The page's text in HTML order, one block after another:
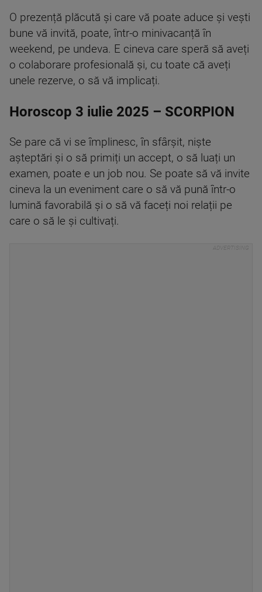
O prezență plăcută și care vă poate aduce și vești
bune vă invită, poate, într-o minivacanță în
weekend, pe undeva. E cineva care speră să aveți
o colaborare profesională și, cu toate că aveți
unele rezerve, o să vă implicați.
Horoscop 3 iulie 2025 – SCORPION
Se pare că vi se împlinesc, în sfârșit, niște
așteptări și o să primiți un accept, o să luați un
examen, poate e un job nou. Se poate să vă invite
cineva la un eveniment care o să vă pună într-o
lumină favorabilă și o să vă faceți noi relații pe
care o să le și cultivați.